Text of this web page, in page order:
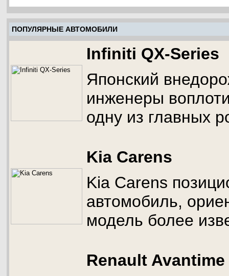
ПОПУЛЯРНЫЕ АВТОМОБИЛИ
Infiniti QX-Series
Японский
инженеры
одну из главных
Kia Carens
Kia Carens
автомобиль,
модель более
Renault Avantime